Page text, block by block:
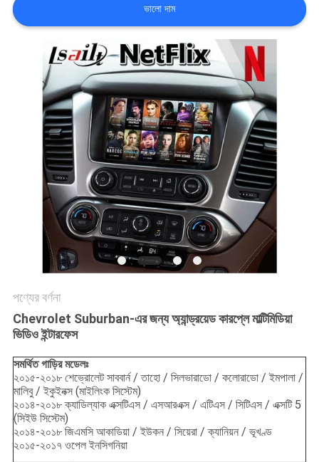
কেস
SITEMAP
PRIVACY
POLICY
ভালো দাম
পণ্যের বর্ণনা
Chevrolet Suburban-এর জন্য অ্যান্ড্রয়েড কারপ্লে মাল্টিমিডিয়া
ভিডিও ইন্টারফেস
সমর্থিত গাড়ির মডেলঃ
২০১৫-২০১৮ শেভ্রোলেট সাববার্ন / তাহো / সিলভারাডো / কলোরাডো / ইমপালা /
মালিবু / ইকুইনক্স (মাইলিংক সিস্টেম)
২০১৪-২০১৮ ক্যাডিল্যাক এক্সটিএস / এসআরএক্স / এটিএস / সিটিএস / এক্সটি 5
(সিইউ সিস্টেম)
২০১৪-২০১৮ জিএমসি আকাডিয়া / ইউকন / সিয়েরা / ক্যানিয়ন / ভূখণ্ড
২০১৫-২০১৭ ওপেল ইনসিগনিয়া